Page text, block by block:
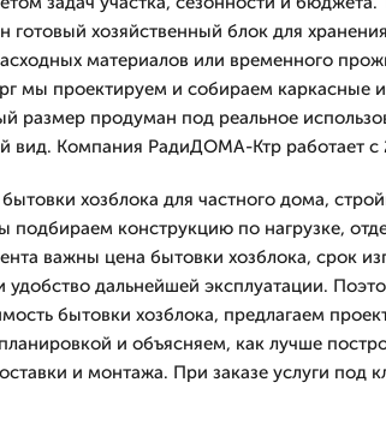
готовый хозяйственный блок для
материалов или временного
мы проектируем и собираем каркасные
размер продуман под реальное
вид. Компания РадиДОМА-Ктр работает с
хозблока для частного дома,
подбираем конструкцию по нагрузке,
важны цена бытовки хозблока, срок
удобство дальнейшей эксплуатации.
бытовки хозблока, предлагаем
и объясняем, как лучше
и монтажа. При заказе услуги под